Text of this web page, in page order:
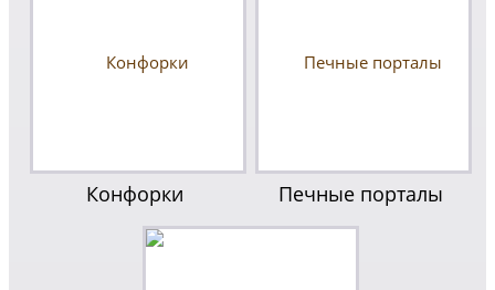
Конфорки Печные порталы